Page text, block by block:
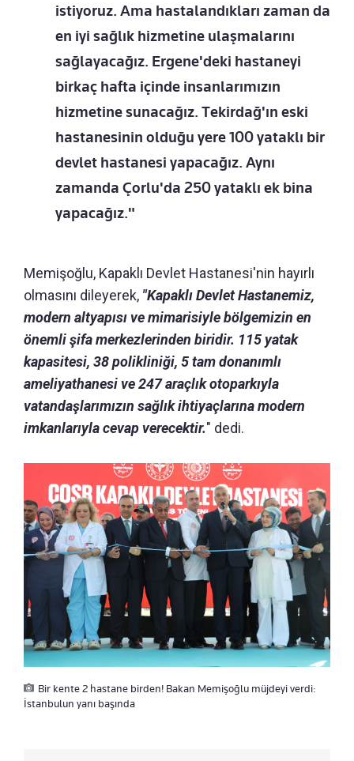
istiyoruz. Ama hastalandıkları zaman da
en iyi sağlık hizmetine ulaşmalarını
sağlayacağız. Ergene'deki hastaneyi
birkaç hafta içinde insanlarımızın
hizmetine sunacağız. Tekirdağ'ın eski
hastanesinin olduğu yere 100 yataklı bir
devlet hastanesi yapacağız. Aynı
zamanda Çorlu'da 250 yataklı ek bina
yapacağız."
Memişoğlu, Kapaklı Devlet Hastanesi'nin hayırlı
olmasını dileyerek, "Kapaklı Devlet Hastanemiz,
modern altyapısı ve mimarisiyle bölgemizin en
önemli şifa merkezlerinden biridir. 115 yatak
kapasitesi, 38 polikliniği, 5 tam donanımlı
ameliyathanesi ve 247 araçlık otoparkıyla
vatandaşlarımızın sağlık ihtiyaçlarına modern
imkanlarıyla cevap verecektir." dedi.
Bir kente 2 hastane birden! Bakan Memişoğlu müjdeyi verdi:
İstanbulun yanı başında